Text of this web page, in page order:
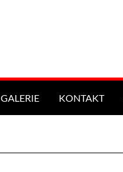
GALERIE KONTAKT